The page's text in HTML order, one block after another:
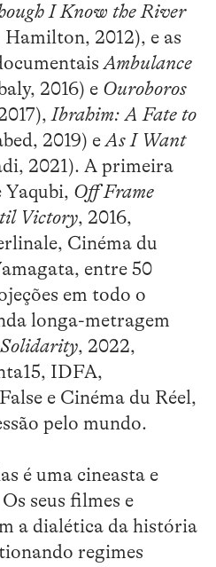
I Know the River
2012), e as
Ambulance
2016) e Ouroboros
Ibrahim: A Fate to
2019) eAs I Want
2021). A primeira
Yaqubi, Off Frame
Victory, 2016,
Cinéma du
entre 50
em todo o
longa-metragem
, 2022,
IDFA,
e Cinéma du Réel,
pelo mundo.
é uma cineasta e
seus filmes e
a dialética da história
regimes